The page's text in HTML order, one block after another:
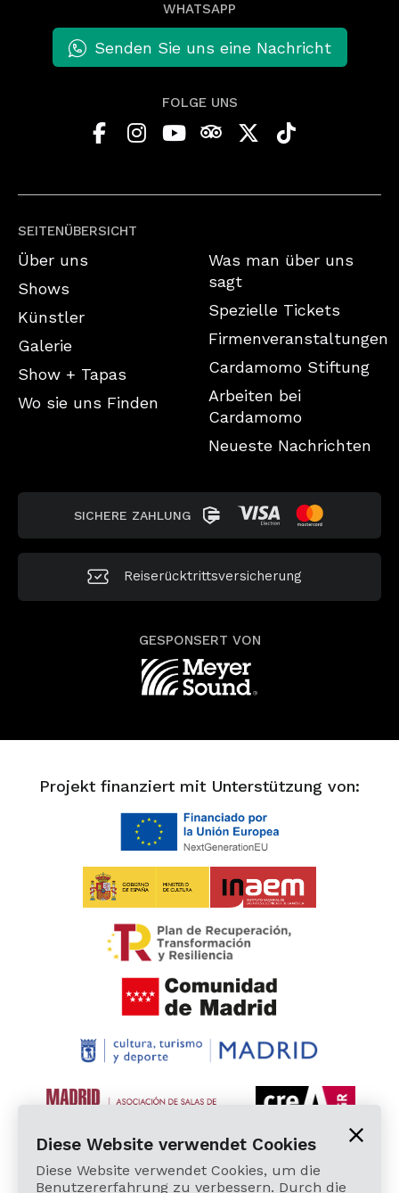
SEITENÜBERSICHT
Über uns
Shows
Künstler
Galerie
Show + Tapas
Wo sie uns Finden
Was man über uns
sagt
Spezielle Tickets
Firmenveranstaltungen
Cardamomo Stiftung
Arbeiten bei
Cardamomo
Neueste Nachrichten
WHATSAPP
Senden Sie uns eine Nachricht
FOLGE UNS
SICHERE ZAHLUNG
Reiserücktrittsversicherung
GESPONSERT VON
Projekt finanziert mit Unterstützung von:
Diese Website verwendet Cookies
Diese Website verwendet Cookies, um die
Benutzererfahrung zu verbessern. Durch die